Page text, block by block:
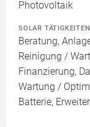
Photovoltaik
SOLAR TÄTIGKEITEN
Beratung,
Reinigung /
Finanzierung,
Wartung /
Batterie,